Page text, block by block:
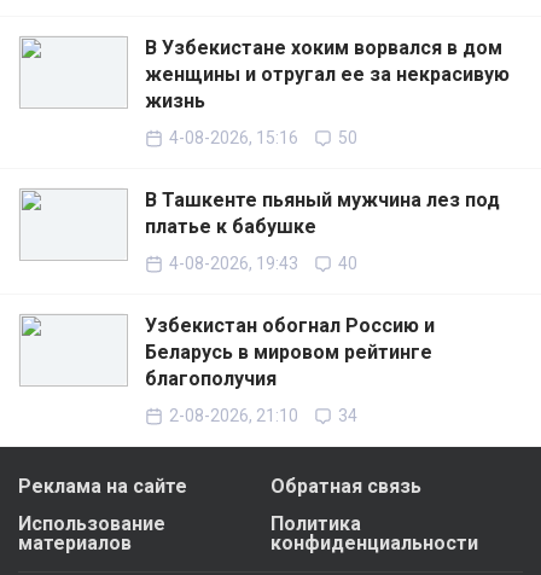
В Узбекистане хоким ворвался в дом
женщины и отругал ее за некрасивую
жизнь
4-08-2026, 15:16 50
В Ташкенте пьяный мужчина лез под
платье к бабушке
4-08-2026, 19:43 40
Узбекистан обогнал Россию и
Беларусь в мировом рейтинге
благополучия
2-08-2026, 21:10 34
Реклама на сайте
Обратная связь
Использование
материалов
Политика
конфиденциальности